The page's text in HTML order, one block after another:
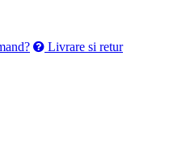
Livrare si retur